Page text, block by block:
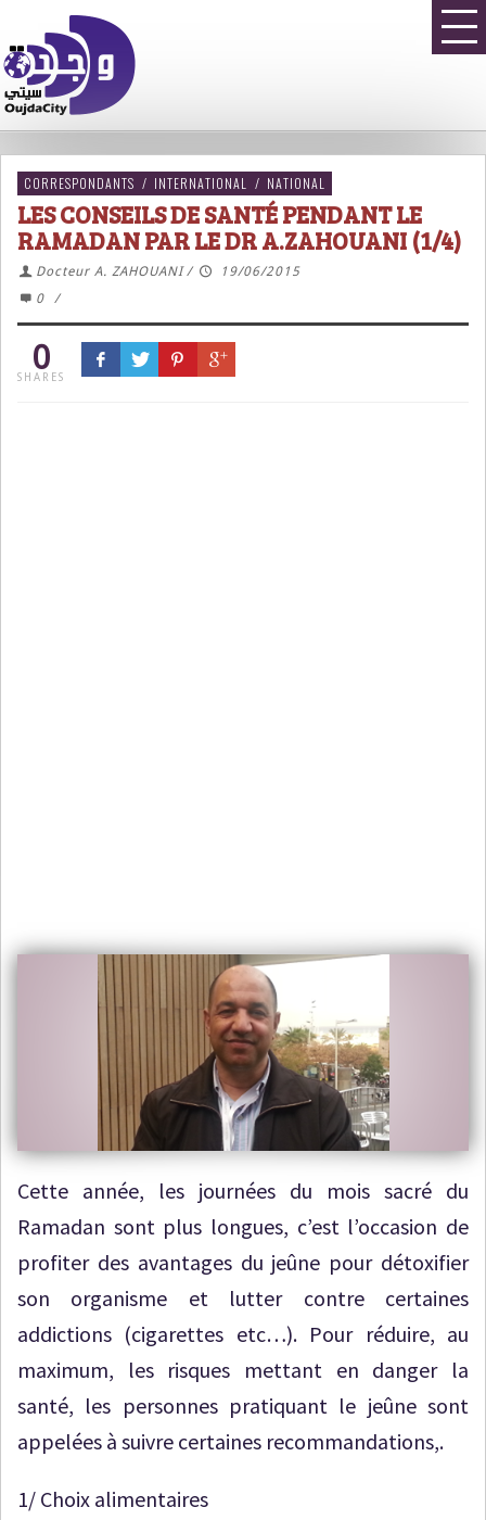
CORRESPONDANTS / INTERNATIONAL / NATIONAL
LES CONSEILS DE SANTÉ PENDANT LE
RAMADAN PAR LE DR A.ZAHOUANI (1/4)
Docteur A. ZAHOUANI /
19/06/2015
0
/
0
SHARES
Cette année, les journées du mois sacré du
Ramadan sont plus longues, c’est l’occasion de
profiter des avantages du jeûne pour détoxifier
son organisme et lutter contre certaines
addictions (cigarettes etc…). Pour réduire, au
maximum, les risques mettant en danger la
santé, les personnes pratiquant le jeûne sont
appelées à suivre certaines recommandations,.
1/ Choix alimentaires